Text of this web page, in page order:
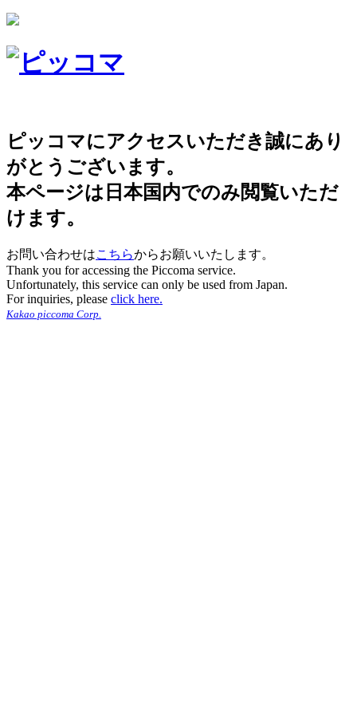
ピッコマにアクセスいただき誠にあり
がとうございます。
本ページは日本国内でのみ閲覧いただ
けます。
お問い合わせはこちらからお願いいたします。
Thank you for accessing the Piccoma service.
Unfortunately, this service can only be used from Japan.
For inquiries, please click here.
Kakao piccoma Corp.